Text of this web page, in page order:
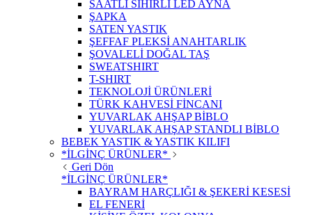
SAATLİ SİHİRLİ LED AYNA
ŞAPKA
SATEN YASTIK
ŞEFFAF PLEKSİ ANAHTARLIK
ŞOVALELİ DOĞAL TAŞ
SWEATSHIRT
T-SHIRT
TEKNOLOJİ ÜRÜNLERİ
TÜRK KAHVESİ FİNCANI
YUVARLAK AHŞAP BİBLO
YUVARLAK AHŞAP STANDLI BİBLO
BEBEK YASTIK & YASTIK KILIFI
*İLGİNÇ ÜRÜNLER*
Geri Dön
*İLGİNÇ ÜRÜNLER*
BAYRAM HARÇLIĞI & ŞEKERİ KESESİ
EL FENERİ